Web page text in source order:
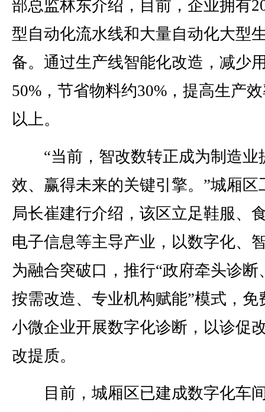
部总监林东介绍，目前，企业拥有
型自动化流水线和大量自动化大型
备。通过生产线智能化改造，减少
50%，节省物料约30%，提高生产
以上。
“当前，智改数转正成为制造业
效、赢得未来的关键引擎。”城厢区
局长崔建行介绍，该区立足鞋服、
电子信息等主导产业，以数字化、
为融合突破口，推行“政府牵头诊断
按需改造、专业机构赋能”模式，免
小微企业开展数字化诊断，以诊促
改提质。
目前，城厢区已建成数字化车